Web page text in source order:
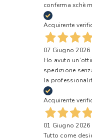
conferma xchè
Acquirente
07 Giugno 2026
Ho avuto
spedizione
la
Acquirente
01 Giugno 2026
Tutto come